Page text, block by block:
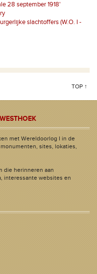
28 september 1918'
slachtoffers (W.O. I -
TOP ↑
met Wereldoorlog I in de
sites, lokaties,
die herinneren aan
interessante websites en